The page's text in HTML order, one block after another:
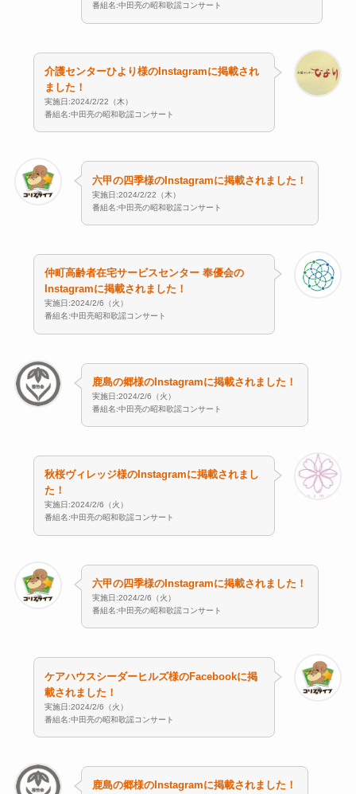
番組名:中田亮の昭和歌謡コンサート
介護センターひより様のInstagramに掲載され
ました！
実施日:2024/2/22（木）
番組名:中田亮の昭和歌謡コンサート
六甲の四季様のInstagramに掲載されました！
実施日:2024/2/22（木）
番組名:中田亮の昭和歌謡コンサート
仲町高齢者在宅サービスセンター 奉優会の
Instagramに掲載されました！
実施日:2024/2/6（火）
番組名:中田亮昭和歌謡コンサート
鹿島の郷様のInstagramに掲載されました！
実施日:2024/2/6（火）
番組名:中田亮の昭和歌謡コンサート
秋桜ヴィレッジ様のInstagramに掲載されまし
た！
実施日:2024/2/6（火）
番組名:中田亮の昭和歌謡コンサート
六甲の四季様のInstagramに掲載されました！
実施日:2024/2/6（火）
番組名:中田亮の昭和歌謡コンサート
ケアハウスシーダーヒルズ様のFacebookに掲
載されました！
実施日:2024/2/6（火）
番組名:中田亮の昭和歌謡コンサート
鹿島の郷様のInstagramに掲載されました！